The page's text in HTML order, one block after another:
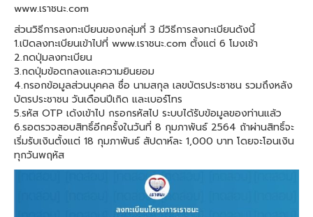
www.เราชนะ.com
ส่วนวิธีการลงทะเบียนของกลุ่มที่ 3 มีวิธีการลงทะเบียนดังนี้
1.เปิดลงทะเบียนเข้าไปที่ www.เราชนะ.com ตั้งแต่ 6 โมงเช้า
2.กดปุ่มลงทะเบียน
3.กดปุ่มข้อตกลงและความยินยอม
4.กรอกข้อมูลส่วนบุคคล ชื่อ นามสกุล เลขบัตรประชาชน รวมถึงหลัง
บัตรประชาชน วันเดือนปีเกิด และเบอร์โทร
5.รหัส OTP เด้งเข้าไป กรอกรหัสไป ระบบได้รับข้อมูลของท่านแล้ว
6.รอตรวจสอบสิทธิ์อีกครั้งในวันที่ 8 กุมภาพันธ์ 2564 ถ้าผ่านสิทธิ์จะ
เริ่มรับเงินตั้งแต่ 18 กุมภาพันธ์ สัปดาห์ละ 1,000 บาท โดยจะโอนเงิน
ทุกวันพฤหัส